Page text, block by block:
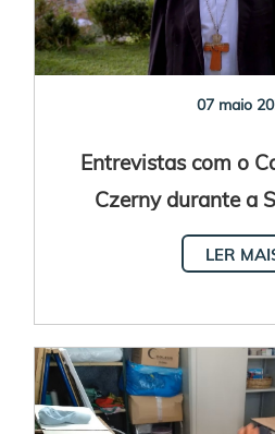
07 maio
Entrevistas com o
Czerny durante a
LER